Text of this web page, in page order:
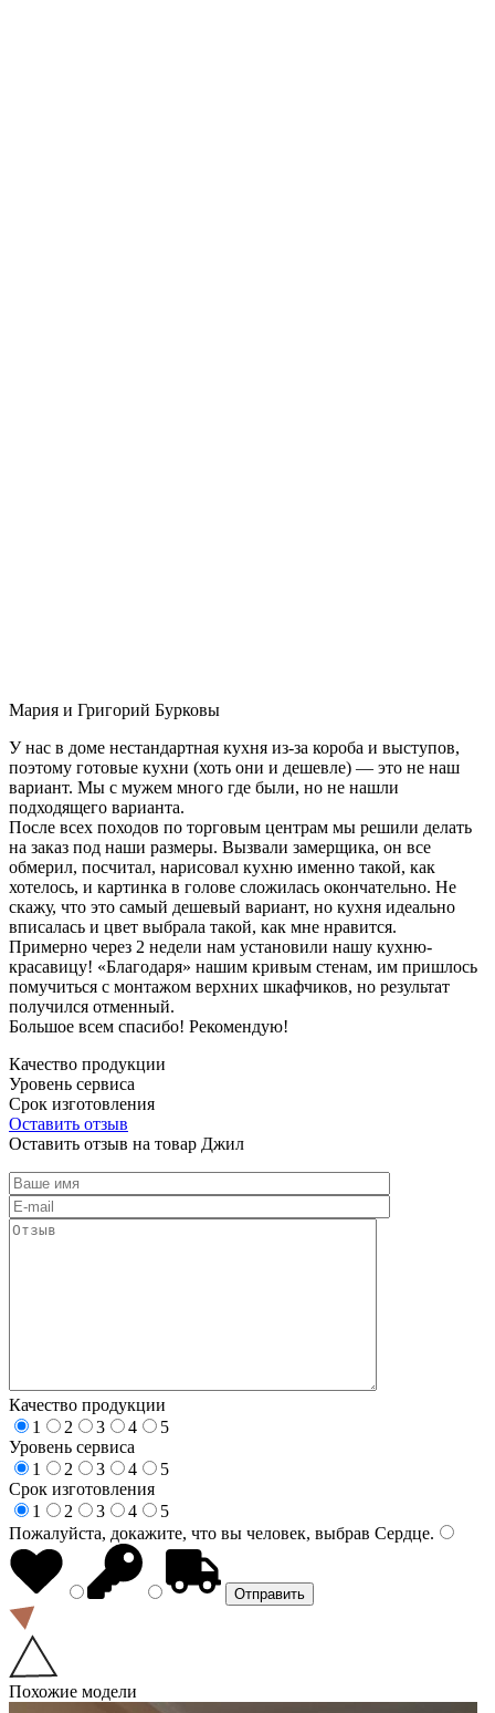
Мария и Григорий Бурковы
У нас в доме нестандартная кухня из-за короба и выступов,
поэтому готовые кухни (хоть они и дешевле) — это не наш
вариант. Мы с мужем много где были, но не нашли
подходящего варианта.
После всех походов по торговым центрам мы решили делать
на заказ под наши размеры. Вызвали замерщика, он все
обмерил, посчитал, нарисовал кухню именно такой, как
хотелось, и картинка в голове сложилась окончательно. Не
скажу, что это самый дешевый вариант, но кухня идеально
вписалась и цвет выбрала такой, как мне нравится.
Примерно через 2 недели нам установили нашу кухню-
красавицу! «Благодаря» нашим кривым стенам, им пришлось
помучиться с монтажом верхних шкафчиков, но результат
получился отменный.
Большое всем спасибо! Рекомендую!
Качество продукции
Уровень сервиса
Срок изготовления
Оставить отзыв
Оставить отзыв на товар Джил
Качество продукции
1
2 3 4
5
Уровень сервиса
1
2 3 4
5
Срок изготовления
1
2 3 4
5
Пожалуйста, докажите, что вы человек, выбрав Сердце.
Похожие модели